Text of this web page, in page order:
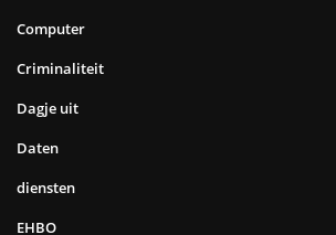
Computer
Criminaliteit
Dagje uit
Daten
diensten
EHBO